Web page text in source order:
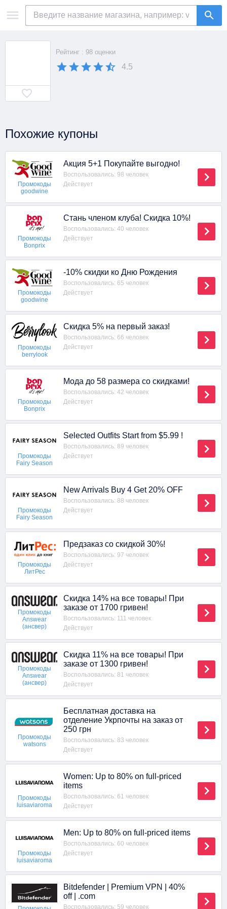
Рейтинг : 98 оценки
4.5
Похожие купоны
Промокоды
goodwine
Акция 5+1 Покупайте выгодно!
Воспользовались: 98 человек
Действует
Промокоды
Bonprix
Стань членом клуба! Скидка 10%!
Воспользовались: 40 человек
Действует
Промокоды
goodwine
-10% скидки ко Дню Рождения
Воспользовались: 65 человек
Действует
Промокоды
berrylook
Скидка 5% на первый заказ!
Воспользовались: 66 человек
Действует
Промокоды
Bonprix
Мода до 58 размера со скидками!
Воспользовались: 42 человек
Действует
Промокоды
Fairy Season
Selected Outfits Start from $5.99 !
Воспользовались: 89 человек
Действует
Промокоды
Fairy Season
New Arrivals Buy 4 Get 20% OFF
Воспользовались: 88 человек
Действует
Промокоды
ЛитРес
Предзаказ со скидкой 30%!
Воспользовались: 97 человек
Действует
Промокоды
Answear
(ансвер)
Скидка 14% на все товары! При
заказе от 1700 гривен!
Воспользовались: 111 человек
Действует
Промокоды
Answear
(ансвер)
Скидка 11% на все товары! При
заказе от 1300 гривен!
Воспользовались: 81 человек
Действует
Промокоды
watsons
Бесплатная доставка на
отделение Укрпочты на заказ от
250 грн
Воспользовались: 83 человек
Действует
Промокоды
luisaviaroma
Women: Up to 80% on full-priced
items
Воспользовались: 61 человек
Действует
Промокоды
luisaviaroma
Men: Up to 80% on full-priced items
Воспользовались: 60 человек
Действует
Bitdefender | Premium VPN | 40%
off | .com
Воспользовались: 59 человек